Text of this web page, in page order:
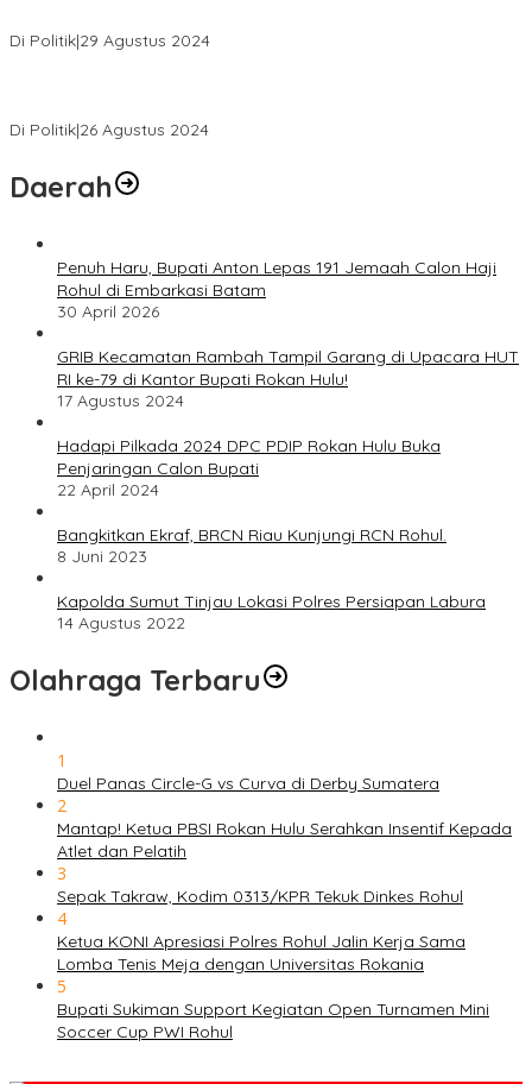
Di Politik|29 Agustus 2024
Di Politik|26 Agustus 2024
Daerah
Penuh Haru, Bupati Anton Lepas 191 Jemaah Calon Haji
Rohul di Embarkasi Batam
30 April 2026
GRIB Kecamatan Rambah Tampil Garang di Upacara HUT
RI ke-79 di Kantor Bupati Rokan Hulu!
17 Agustus 2024
Hadapi Pilkada 2024 DPC PDIP Rokan Hulu Buka
Penjaringan Calon Bupati
22 April 2024
Bangkitkan Ekraf, BRCN Riau Kunjungi RCN Rohul.
8 Juni 2023
Kapolda Sumut Tinjau Lokasi Polres Persiapan Labura
14 Agustus 2022
Olahraga Terbaru
1
Duel Panas Circle-G vs Curva di Derby Sumatera
2
Mantap! Ketua PBSI Rokan Hulu Serahkan Insentif Kepada
Atlet dan Pelatih
3
Sepak Takraw, Kodim 0313/KPR Tekuk Dinkes Rohul
4
Ketua KONI Apresiasi Polres Rohul Jalin Kerja Sama
Lomba Tenis Meja dengan Universitas Rokania
5
Bupati Sukiman Support Kegiatan Open Turnamen Mini
Soccer Cup PWI Rohul